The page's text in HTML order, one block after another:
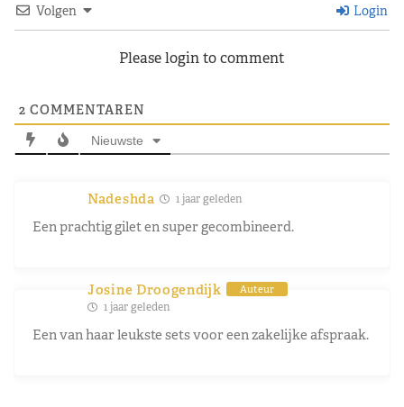
Volgen Login
Please login to comment
2 COMMENTAREN
Nieuwste
Nadeshda 1 jaar geleden
Een prachtig gilet en super gecombineerd.
Josine Droogendijk Auteur
1 jaar geleden
Een van haar leukste sets voor een zakelijke afspraak.